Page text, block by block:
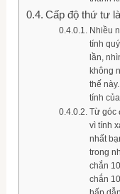
Cấp độ thứ tư
Nhiều
tính
lần,
không
thế
tính
Từ góc
vì tính
nhất
trong
chắn
chắn